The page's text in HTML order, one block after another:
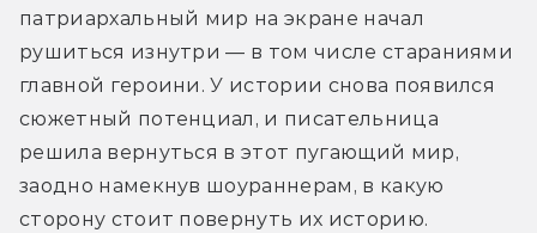
патриархальный мир на экране начал
рушиться изнутри — в том числе стараниями
главной героини. У истории снова появился
сюжетный потенциал, и писательница
решила вернуться в этот пугающий мир,
заодно намекнув шоураннерам, в какую
сторону стоит повернуть их историю.